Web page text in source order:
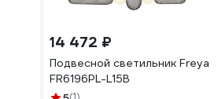
14 472 ₽
Подвесной светильник Freya
FR6196PL-L15B